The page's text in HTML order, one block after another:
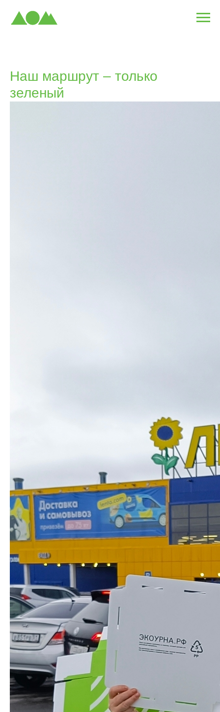
Наш маршрут – только
зеленый